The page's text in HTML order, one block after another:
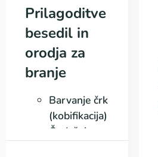
Prilagoditve
besedil in
orodja za
branje
Barvanje črk
(kobifikacija)
Čudežni